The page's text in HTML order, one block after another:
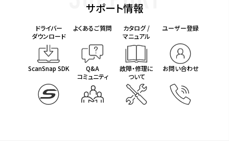
サポート情報
ドライバー
ダウンロード
よくあるご質問
カタログ /
マニュアル
ユーザー登録
ScanSnap SDK
Q&A
コミュニティ
故障・修理に
ついて
お問い合わせ